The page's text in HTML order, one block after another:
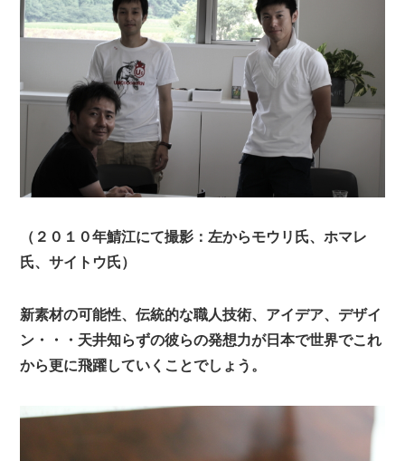
（２０１０年鯖江にて撮影：左からモウリ氏、ホマレ
氏、サイトウ氏）
新素材の可能性、伝統的な職人技術、アイデア、デザイ
ン・・・天井知らずの彼らの発想力が日本で世界でこれ
から更に飛躍していくことでしょう。